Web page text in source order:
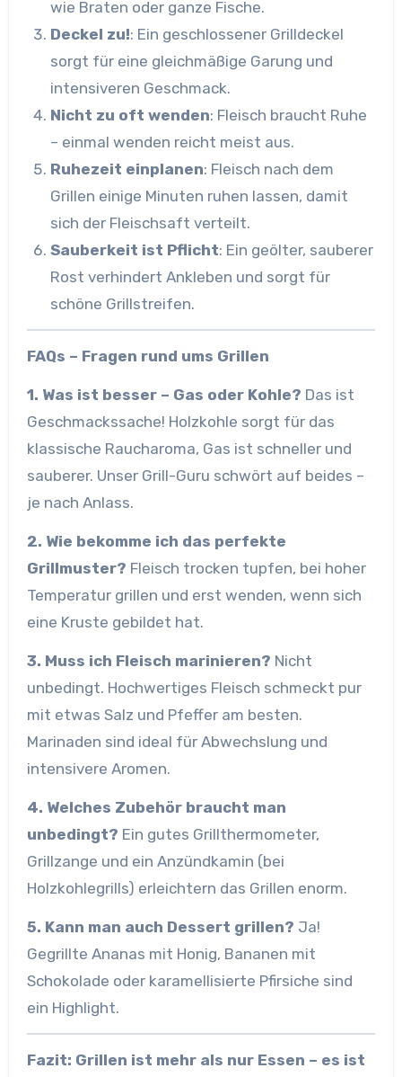
wie Braten oder ganze Fische.
Deckel zu!: Ein geschlossener Grilldeckel
sorgt für eine gleichmäßige Garung und
intensiveren Geschmack.
Nicht zu oft wenden: Fleisch braucht Ruhe
– einmal wenden reicht meist aus.
Ruhezeit einplanen: Fleisch nach dem
Grillen einige Minuten ruhen lassen, damit
sich der Fleischsaft verteilt.
Sauberkeit ist Pflicht: Ein geölter, sauberer
Rost verhindert Ankleben und sorgt für
schöne Grillstreifen.
FAQs – Fragen rund ums Grillen
1. Was ist besser – Gas oder Kohle? Das ist
Geschmackssache! Holzkohle sorgt für das
klassische Raucharoma, Gas ist schneller und
sauberer. Unser Grill-Guru schwört auf beides –
je nach Anlass.
2. Wie bekomme ich das perfekte
Grillmuster? Fleisch trocken tupfen, bei hoher
Temperatur grillen und erst wenden, wenn sich
eine Kruste gebildet hat.
3. Muss ich Fleisch marinieren? Nicht
unbedingt. Hochwertiges Fleisch schmeckt pur
mit etwas Salz und Pfeffer am besten.
Marinaden sind ideal für Abwechslung und
intensivere Aromen.
4. Welches Zubehör braucht man
unbedingt? Ein gutes Grillthermometer,
Grillzange und ein Anzündkamin (bei
Holzkohlegrills) erleichtern das Grillen enorm.
5. Kann man auch Dessert grillen? Ja!
Gegrillte Ananas mit Honig, Bananen mit
Schokolade oder karamellisierte Pfirsiche sind
ein Highlight.
Fazit: Grillen ist mehr als nur Essen – es ist